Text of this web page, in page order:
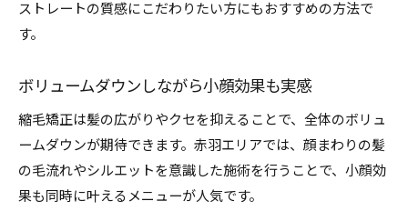
ストレートの質感にこだわりたい方にもおすすめの方法で
す。
ボリュームダウンしながら小顔効果も実感
縮毛矯正は髪の広がりやクセを抑えることで、全体のボリュ
ームダウンが期待できます。赤羽エリアでは、顔まわりの髪
の毛流れやシルエットを意識した施術を行うことで、小顔効
果も同時に叶えるメニューが人気です。